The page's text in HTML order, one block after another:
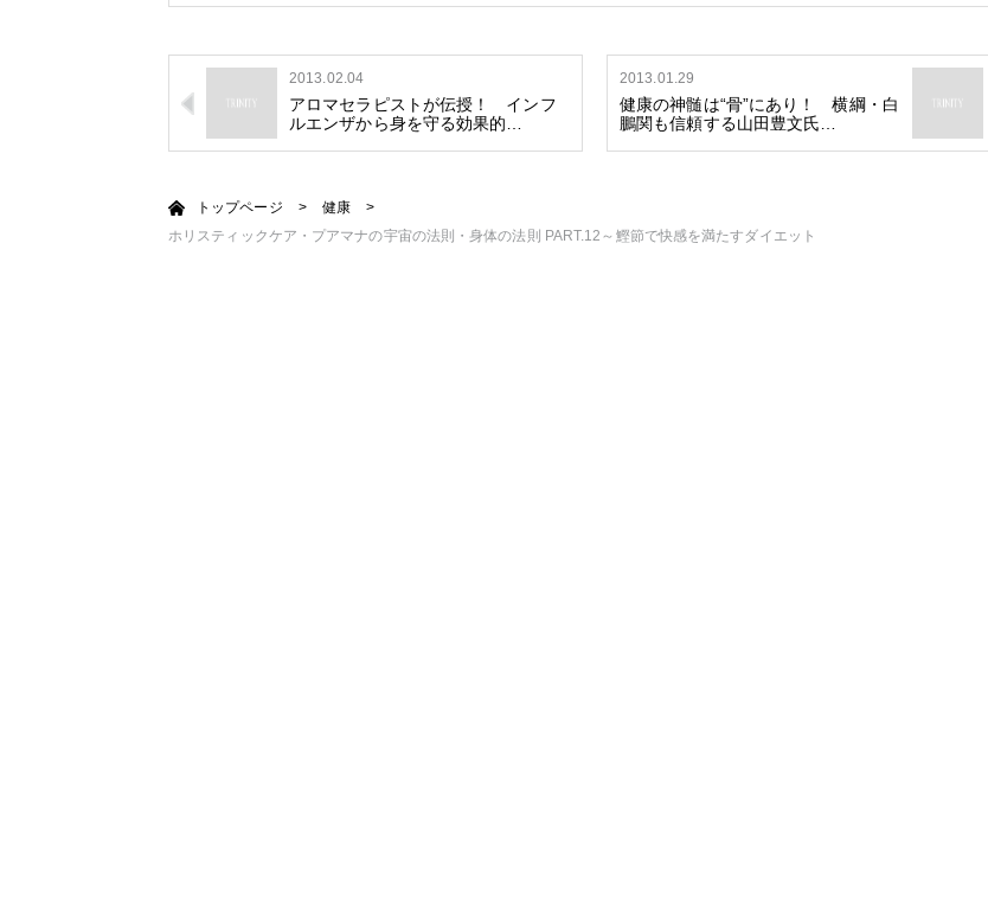
2013.02.04
アロマセラピストが伝授！ インフ
ルエンザから身を守る効果的…
2013.01.29
健康の神髄は“骨”にあり！ 横綱・白
鵬関も信頼する山田豊文氏…
トップページ > 健康
>
ホリスティックケア・プアマナの宇宙の法則・身体の法則 PART.12～鰹節で快感を満たすダイエット
2026年9月開催! トレイシ
ーアッシュオン...